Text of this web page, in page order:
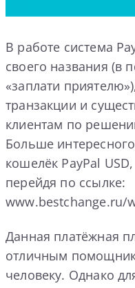
В работе система
своего названия (в
«заплати
транзакции и
клиентам по
Больше
кошелёк PayPal
перейдя по ссылке:
www.bestchange.ru/
Данная платёжная
отличным
человеку. Однако